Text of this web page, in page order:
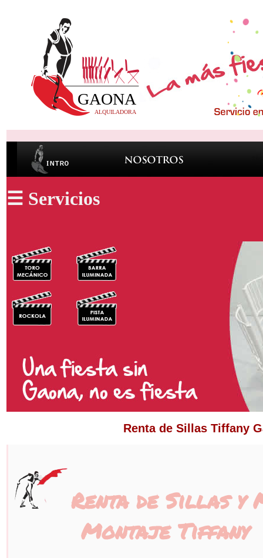
☰ Servicios
Renta de Sillas Tiffany
Renta de Sillas y
Montaje Tiffany